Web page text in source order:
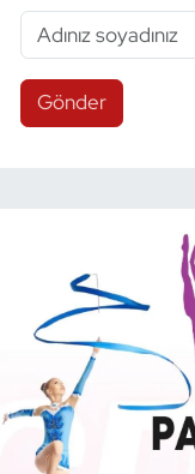
Gönder